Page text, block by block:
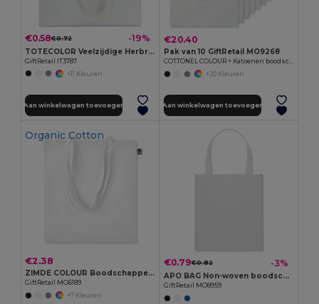
€0.58€0.72 -19%
TOTECOLOR Veelzijdige Herbruikbare Winkel- en Strandtas
GiftRetail IT3787
+11 Kleuren
Aan winkelwagen toevoegen
€20.40
Pak van 10 GiftRetail MO9268
COTTONEL COLOUR + Katoenen boodschappentas
+20 Kleuren
Aan winkelwagen toevoegen
Organic Cotton
€2.38
ZIMDE COLOUR Boodschappentas van organisch
GiftRetail MO6189
+7 Kleuren
€0.79€0.82 -3%
APO BAG Non-woven boodschappentas
GiftRetail MO8959